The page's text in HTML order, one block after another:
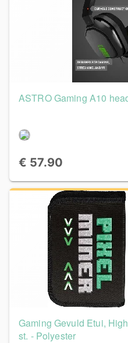
ASTRO Gaming A10
€ 57.90
Gaming Gevuld Etui,
st. - Polyester